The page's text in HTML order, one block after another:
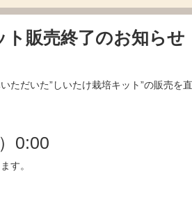
ト販売終了のお知らせ
ただいた”しいたけ栽培キット”の販売を
0:00
す。